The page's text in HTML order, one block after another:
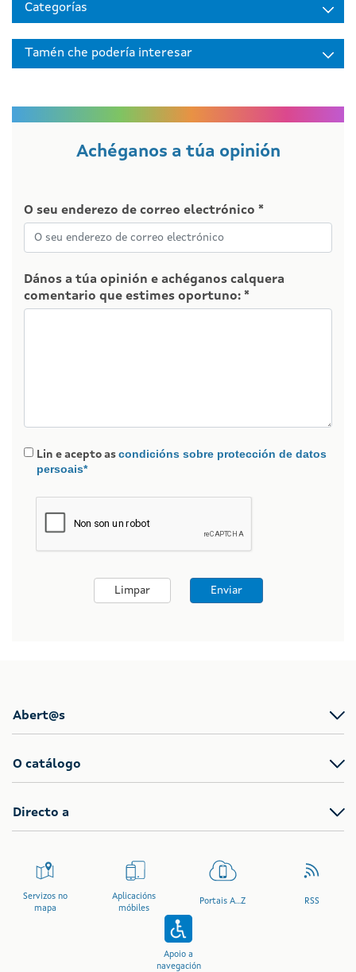
Categorías
Tamén che podería interesar
Achéganos a túa opinión
O seu enderezo de correo electrónico *
Dános a túa opinión e achéganos calquera
comentario que estimes oportuno: *
Lin e acepto ascondicións sobre protección de datos
persoais*
Limpar Enviar
Abert@s
O catálogo
Directo a
Servizos no
mapa
Aplicacións
móbiles
Portais A...Z RSS
Apoio a
navegación